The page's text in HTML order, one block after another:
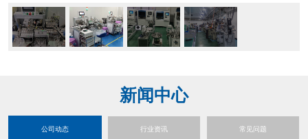
新闻中心
公司动态 行业资讯 常见问题